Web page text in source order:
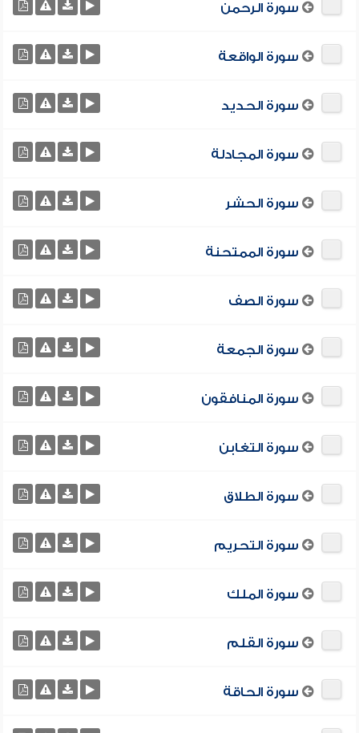
سورة الرحمن
سورة الواقعة
سورة الحديد
سورة المجادلة
سورة الحشر
سورة الممتحنة
سورة الصف
سورة الجمعة
سورة المنافقون
سورة التغابن
سورة الطلاق
سورة التحريم
سورة الملك
سورة القلم
سورة الحاقة